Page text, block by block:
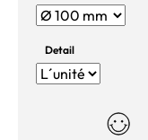
Detail